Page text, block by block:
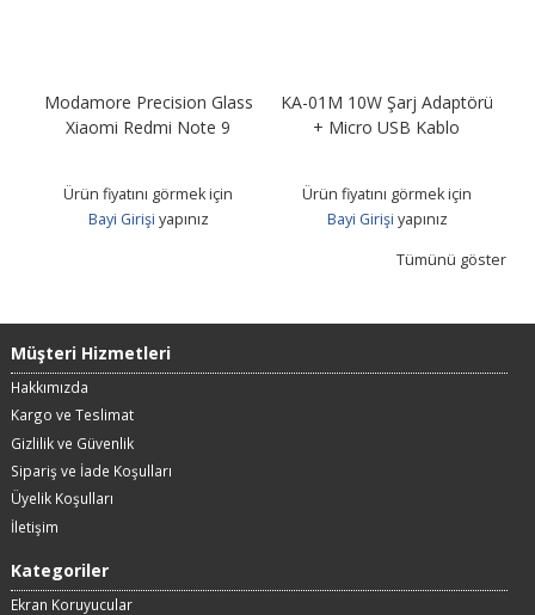
Modamore Precision Glass
Xiaomi Redmi Note 9
Ürün fiyatını görmek için
Bayi Girişi yapınız
KA-01M 10W Şarj Adaptörü
+ Micro USB Kablo
Ürün fiyatını görmek için
Bayi Girişi yapınız
Tümünü göster
Müşteri Hizmetleri
Hakkımızda
Kargo ve Teslimat
Gizlilik ve Güvenlik
Sipariş ve İade Koşulları
Üyelik Koşulları
İletişim
Kategoriler
Ekran Koruyucular